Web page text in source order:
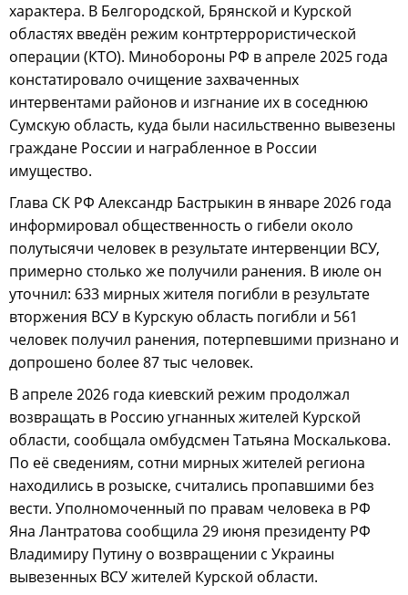
характера. В Белгородской, Брянской и Курской
областях введён режим контртеррористической
операции (КТО). Минобороны РФ в апреле 2025 года
констатировало очищение захваченных
интервентами районов и изгнание их в соседнюю
Сумскую область, куда были насильственно вывезены
граждане России и награбленное в России
имущество.
Глава СК РФ Александр Бастрыкин в январе 2026 года
информировал общественность о гибели около
полутысячи человек в результате интервенции ВСУ,
примерно столько же получили ранения. В июле он
уточнил: 633 мирных жителя погибли в результате
вторжения ВСУ в Курскую область погибли и 561
человек получил ранения, потерпевшими признано и
допрошено более 87 тыс человек.
В апреле 2026 года киевский режим продолжал
возвращать в Россию угнанных жителей Курской
области, сообщала омбудсмен Татьяна Москалькова.
По её сведениям, сотни мирных жителей региона
находились в розыске, считались пропавшими без
вести. Уполномоченный по правам человека в РФ
Яна Лантратова сообщила 29 июня президенту РФ
Владимиру Путину о возвращении с Украины
вывезенных ВСУ жителей Курской области.